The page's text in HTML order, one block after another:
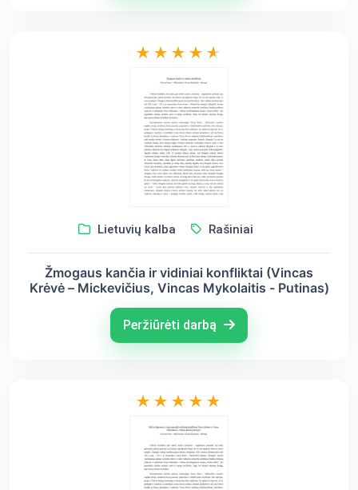
Lietuvių kalba Rašiniai
Žmogaus kančia ir vidiniai konfliktai (Vincas
Krėvė – Mickevičius, Vincas Mykolaitis - Putinas)
Peržiūrėti darbą